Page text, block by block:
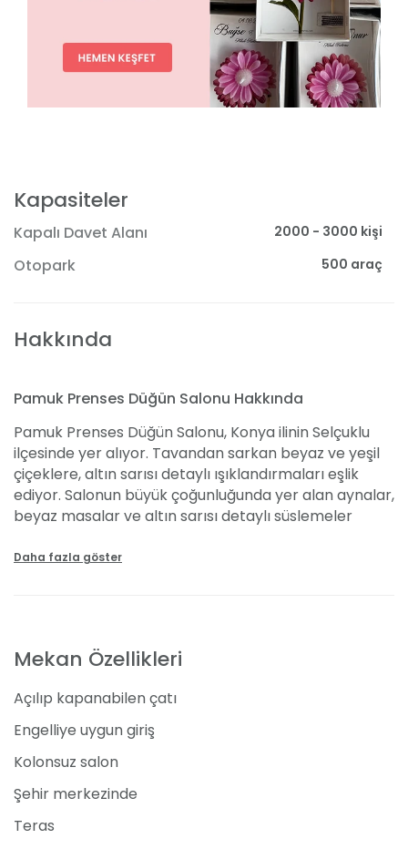
Kapasiteler
Kapalı Davet Alanı 2000 - 3000 kişi
Otopark 500 araç
Hakkında
Pamuk Prenses Düğün Salonu Hakkında
Pamuk Prenses Düğün Salonu, Konya ilinin Selçuklu
ilçesinde yer alıyor. Tavandan sarkan beyaz ve yeşil
çiçeklere, altın sarısı detaylı ışıklandırmaları eşlik
ediyor. Salonun büyük çoğunluğunda yer alan aynalar,
beyaz masalar ve altın sarısı detaylı süslemeler
Hayallerinizdeki düğünü gerçekleştirmek için kişi başı
Pamuk Prenses Salonu 3.000 kişiye kadar olan
uygun olan düğün salonunun 500 araçlık kapasitede
otoparkı ve vale hizmeti bulunuyor. Açılır kapanır
tavanı sayesinde hava koşulları hakkında
endişelenmenize gerek kalmadan farklı konseptler
yaratılıyor. Süslemeler, dekorasyon ve davetli sayısı
gibi detaylar ile ilgili isteklerinize uygun bir salon
hazırlanıyor. Bu detaylarda değişiklik yapmak
Daha fazla göster
Mekan Özellikleri
Açılıp kapanabilen çatı
Engelliye uygun giriş
Kolonsuz salon
Şehir merkezinde
Teras